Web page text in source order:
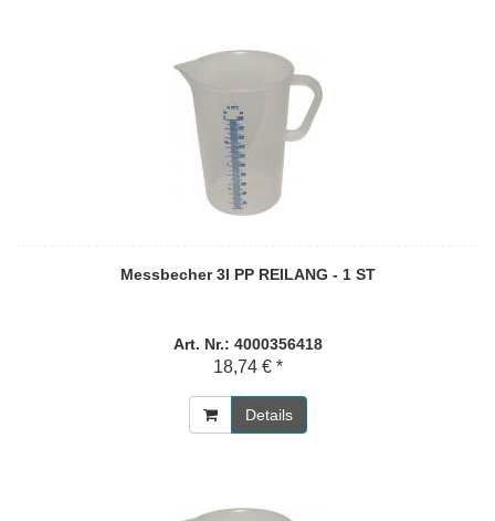
Messbecher 3l PP REILANG - 1 ST
Art. Nr.: 4000356418
18,74 € *
Details